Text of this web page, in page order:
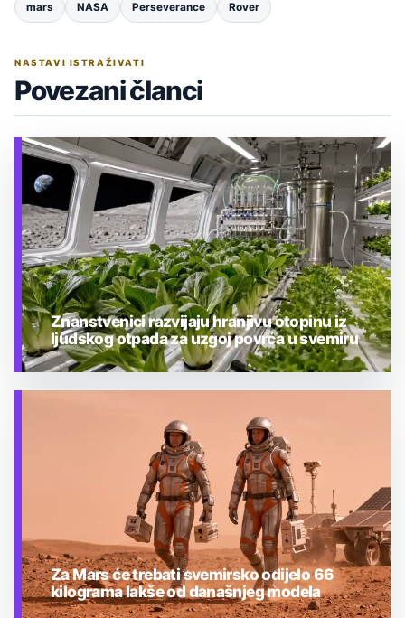
mars NASA Perseverance Rover
NASTAVI ISTRAŽIVATI
Povezani članci
Znanstvenici razvijaju hranjivu otopinu iz
ljudskog otpada za uzgoj povrća u svemiru
Za Mars će trebati svemirsko odijelo 66
kilograma lakše od današnjeg modela